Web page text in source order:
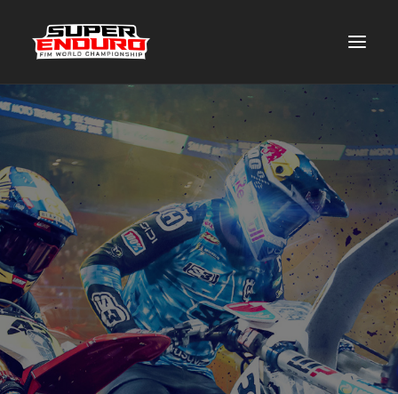
OPIS WYDARZENIA GLIWICE
HARMONOGRAM
ATRAKCJE DODATKOWE
DLA MEDIÓW
GALERIA
KUP BILET